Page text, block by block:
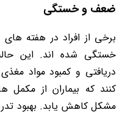
ضعف و خستگی
برخی از افراد در هفته
خستگی شده اند. این
دریافتی و کمبود مواد
کنند که بیماران از مکمل
مشکل کاهش یابد. بهبود